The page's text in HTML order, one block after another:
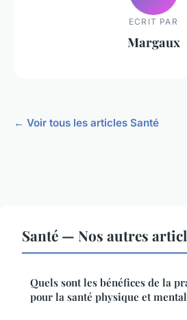
ECRIT PAR
Margaux
← Voir tous les articles Santé
Santé — Nos autres
Quels sont les bénéfices de la
pour la santé physique et